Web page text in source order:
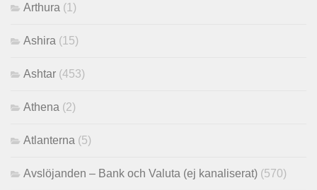
Arthura (1)
Ashira (15)
Ashtar (453)
Athena (2)
Atlanterna (5)
Avslöjanden – Bank och Valuta (ej kanaliserat) (570)